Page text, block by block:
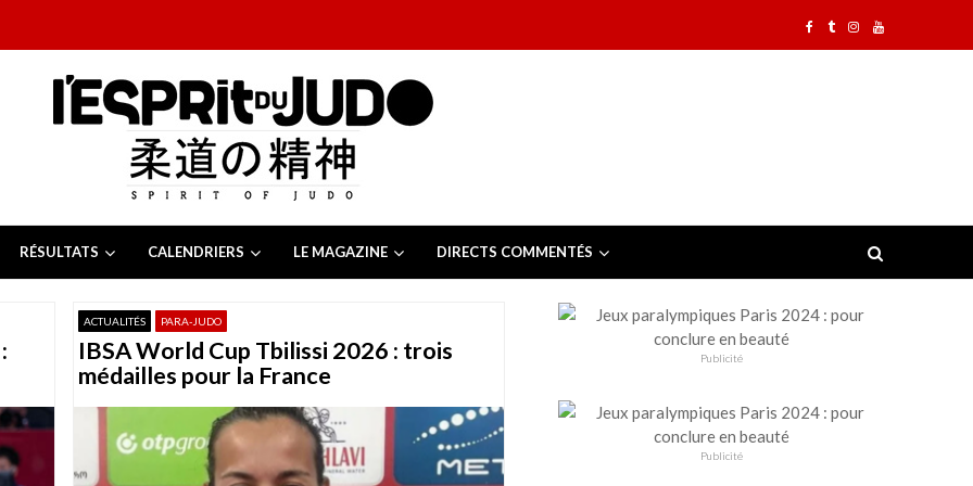
RÉSULTATS CALENDRIERS LE MAGAZINE DIRECTS COMMENTÉS
juillet 2026
2026
13 juillet 2026
Tchèque 20266 juillet 2026
ACTUALITÉS PARA-JUDO
IBSA World Cup Tbilissi 2026 : trois
médailles pour la France
Publicité
Publicité